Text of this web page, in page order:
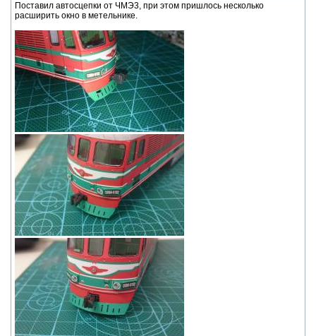
Поставил автосцепки от ЧМЭ3, при этом пришлось несколько
расширить окно в метельнике.